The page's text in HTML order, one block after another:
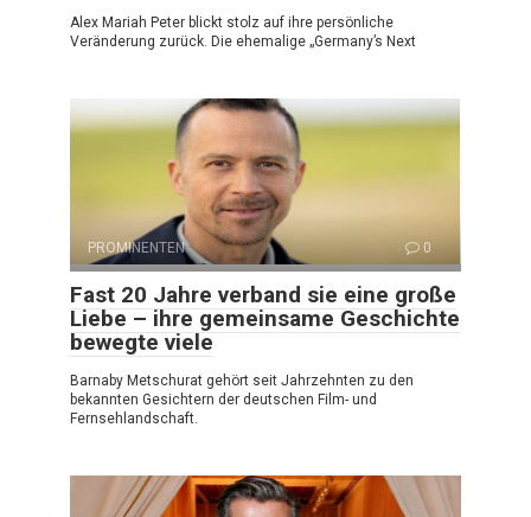
Alex Mariah Peter blickt stolz auf ihre persönliche
Veränderung zurück. Die ehemalige „Germany’s Next
PROMINENTEN 0
Fast 20 Jahre verband sie eine große
Liebe – ihre gemeinsame Geschichte
bewegte viele
Barnaby Metschurat gehört seit Jahrzehnten zu den
bekannten Gesichtern der deutschen Film- und
Fernsehlandschaft.